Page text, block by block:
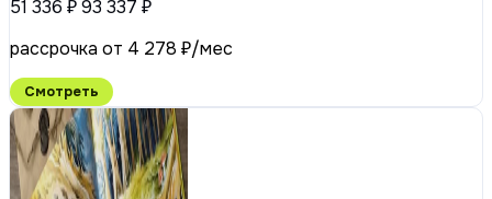
51 336 ₽93 337 ₽
рассрочка от 4 278 ₽/мес
Смотреть